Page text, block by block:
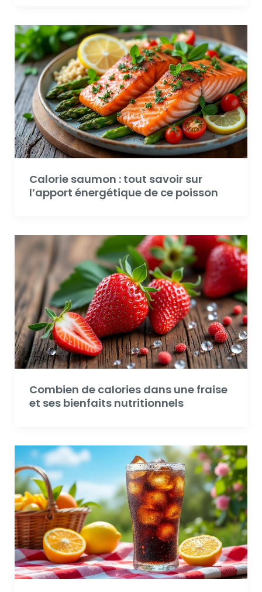
Calorie saumon : tout savoir sur
l’apport énergétique de ce poisson
Combien de calories dans une fraise
et ses bienfaits nutritionnels